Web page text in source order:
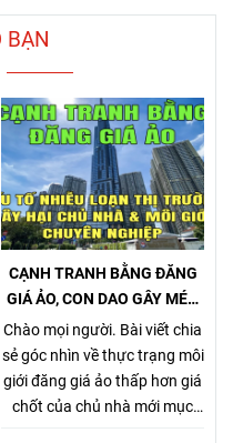
BẠN
CẠNH TRANH BẰNG ĐĂNG
GIÁ ẢO, CON DAO GÂY MÉO
MÓ THỊ TRƯỜNG, GÂY HẠI
CHỦ NHÀ VÀ NHÀ MÔI GIỚI
CHÂN CHÍNH
Chào mọi người. Bài viết chia
sẻ góc nhìn về thực trạng môi
giới đăng giá ảo thấp hơn giá
chốt của chủ nhà mới mục